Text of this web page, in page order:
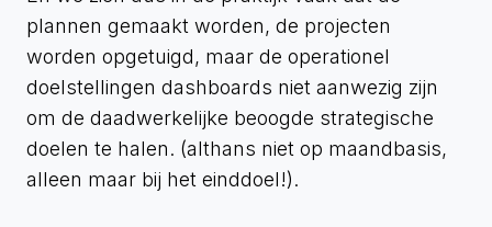
plannen gemaakt worden, de projecten
worden opgetuigd, maar de operationel
doelstellingen dashboards niet aanwezig zijn
om de daadwerkelijke beoogde strategische
doelen te halen. (althans niet op maandbasis,
alleen maar bij het einddoel!).